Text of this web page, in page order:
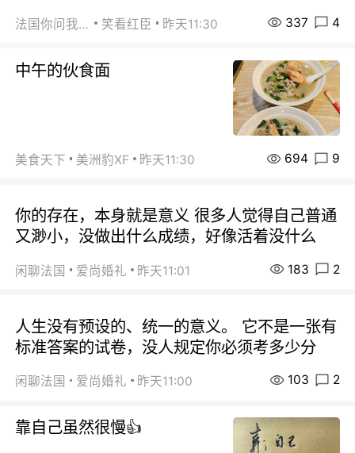
法国你问我答 笑看红臣 昨天11:30 337 4
中午的伙食面
美食天下 美洲豹XF 昨天11:30 694 9
你的存在，本身就是意义 很多人觉得自己普通
又渺小，没做出什么成绩，好像活着没什么
闲聊法国 爱尚婚礼 昨天11:01 183 2
人生没有预设的、统一的意义。 它不是一张有
标准答案的试卷，没人规定你必须考多少分
闲聊法国 爱尚婚礼 昨天11:00 103 2
靠自己虽然很慢👍